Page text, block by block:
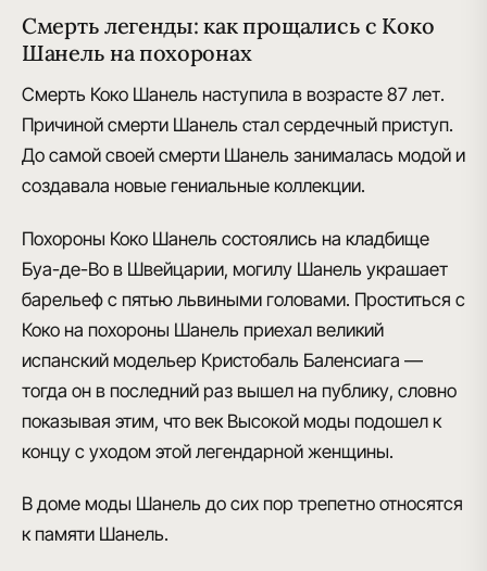
Смерть легенды: как прощались с Коко
Шанель на похоронах
Смерть Коко Шанель наступила в возрасте 87 лет.
Причиной смерти Шанель стал сердечный приступ.
До самой своей смерти Шанель занималась модой и
создавала новые гениальные коллекции.
Похороны Коко Шанель состоялись на кладбище
Буа-де-Во в Швейцарии, могилу Шанель украшает
барельеф с пятью львиными головами. Проститься с
Коко на похороны Шанель приехал великий
испанский модельер Кристобаль Баленсиага —
тогда он в последний раз вышел на публику, словно
показывая этим, что век Высокой моды подошел к
концу с уходом этой легендарной женщины.
В доме моды Шанель до сих пор трепетно относятся
к памяти Шанель.